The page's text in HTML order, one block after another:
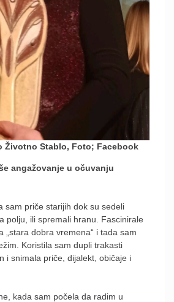
Životno Stablo, Foto; Facebook
angažovanje u očuvanju
sam priče starijih dok su sedeli
polju, ili spremali hranu. Fascinirale
„stara dobra vremena“ i tada sam
Koristila sam dupli trakasti
i snimala priče, dijalekt, običaje i
kada sam počela da radim u